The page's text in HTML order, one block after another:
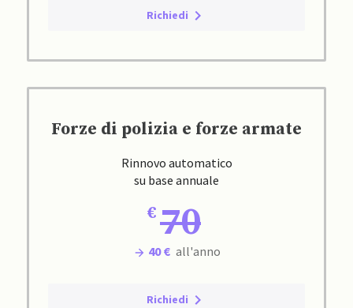
Richiedi
Forze di polizia e forze armate
Rinnovo automatico
su base annuale
70
40 € all'anno
Richiedi